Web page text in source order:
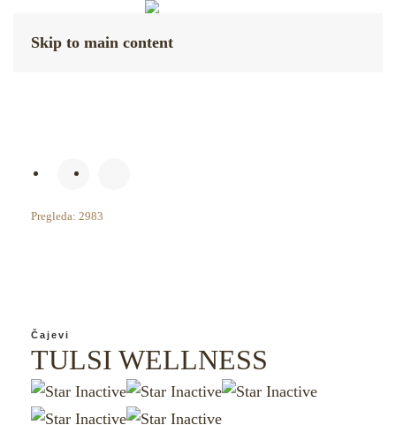
Skip to main content
Pregleda: 2983
Čajevi
TULSI WELLNESS